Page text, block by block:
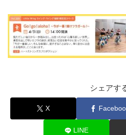
シェアす
X
LINE